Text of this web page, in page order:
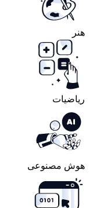
هنر
ریاضیات
هوش مصنوعی